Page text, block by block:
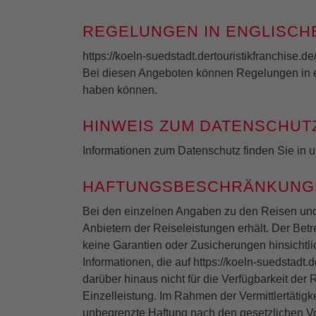
REGELUNGEN IN
https://koeln-
Bei diesen Angeboten können Regelungen
haben können.
HINWEIS ZUM
Informationen zum Datenschutz finden Sie in
Bei den einzelnen Angaben zu den Reisen
Anbietern der Reiseleistungen erhält. Der
keine Garantien oder Zusicherungen
Informationen, die auf https://koeln-
darüber hinaus nicht für die Verfügbarkeit der
Einzelleistung. Im Rahmen der
unbegrenzte Haftung nach den gesetzlichen